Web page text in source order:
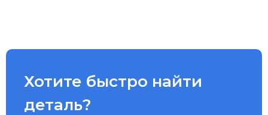
Хотите быстро найти
деталь?